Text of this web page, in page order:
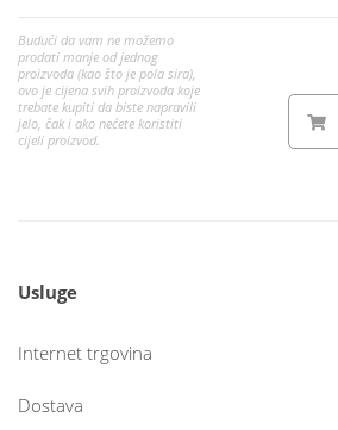
Budući da vam ne možemo
prodati manje od jednog
proizvoda (kao što je pola sira),
ovo je cijena svih proizvoda koje
trebate kupiti da biste napravili
jelo, čak i ako nećete koristiti
cijeli proizvod.
Usluge
Internet trgovina
Dostava